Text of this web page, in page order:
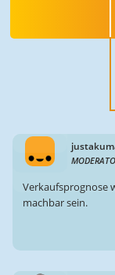
Verkaufsprognose
machbar sein.